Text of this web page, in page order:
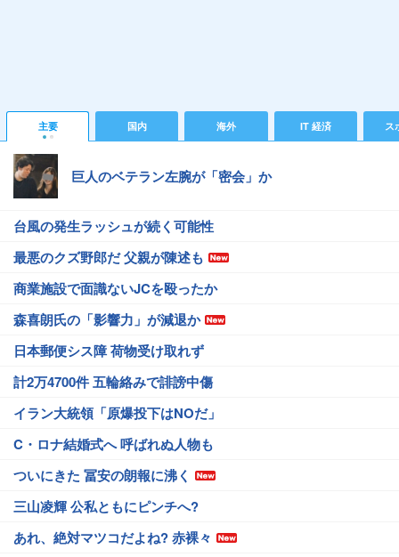
主要 国内 海外 IT 経済 ス
巨人のベテラン左腕が「密会」か
台風の発生ラッシュが続く可能性
最悪のクズ野郎だ 父親が陳述も
商業施設で面識ないJCを殴ったか
森喜朗氏の「影響力」が減退か
日本郵便シス障 荷物受け取れず
計2万4700件 五輪絡みで誹謗中傷
イラン大統領「原爆投下はNOだ」
C・ロナ結婚式へ 呼ばれぬ人物も
ついにきた 冨安の朗報に沸く
三山凌輝 公私ともにピンチへ?
あれ、絶対マツコだよね? 赤裸々